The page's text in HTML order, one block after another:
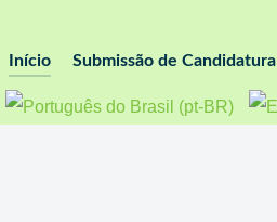
Início Submissão de Candidatura